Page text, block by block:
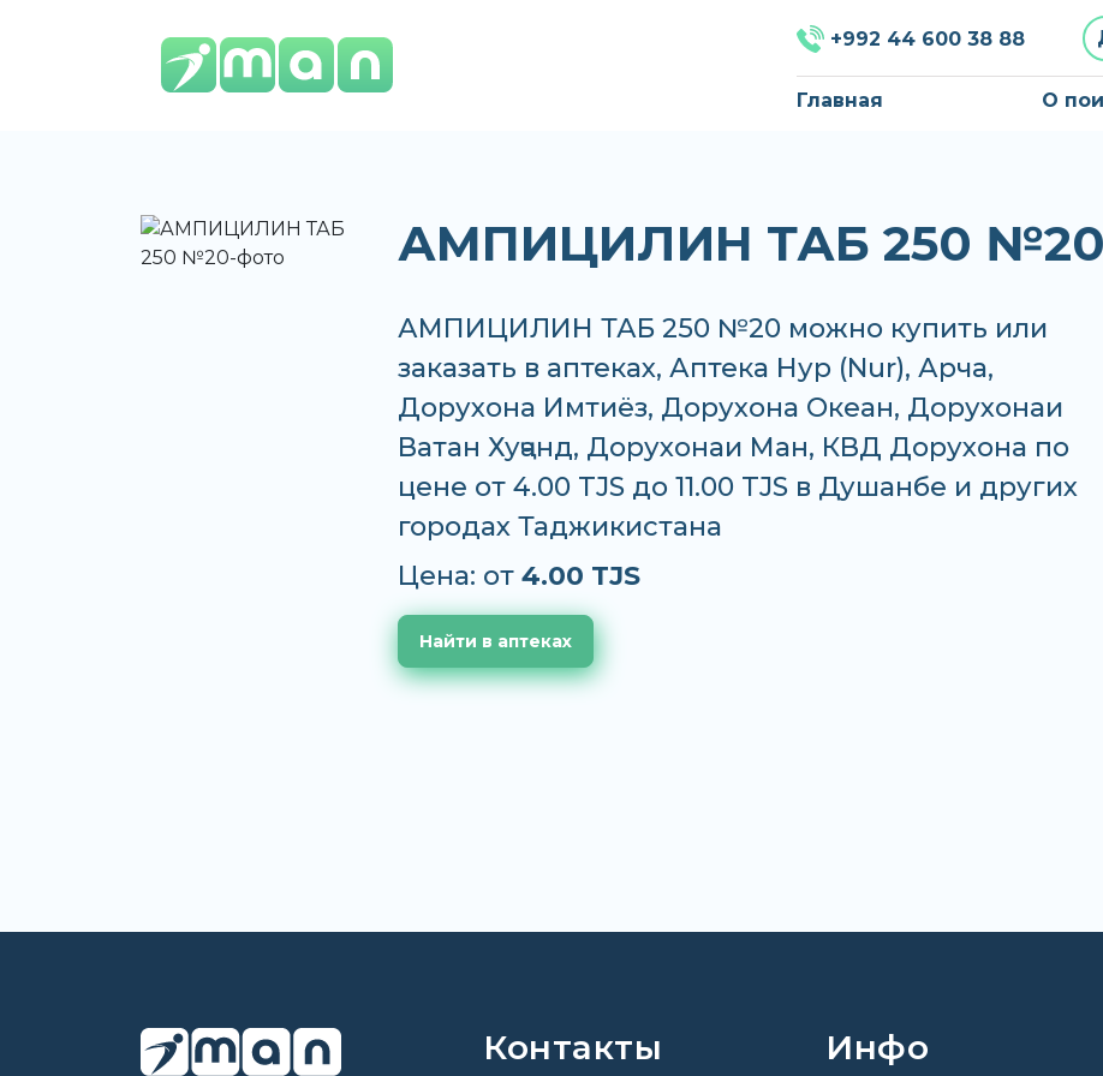
+992 44 600 38 88
Главная О
АМПИЦИЛИН ТАБ 250 №20
АМПИЦИЛИН ТАБ 250 №20 можно купить или
заказать в аптеках, Аптека Нур (Nur), Арча,
Дорухона Имтиёз, Дорухона Океан, Дорухонаи
Ватан Хуҷанд, Дорухонаи Ман, КВД Дорухона по
цене от 4.00 TJS до 11.00 TJS в Душанбе и других
городах Таджикистана
Цена: от 4.00 TJS
Найти в аптеках
Контакты Инфо